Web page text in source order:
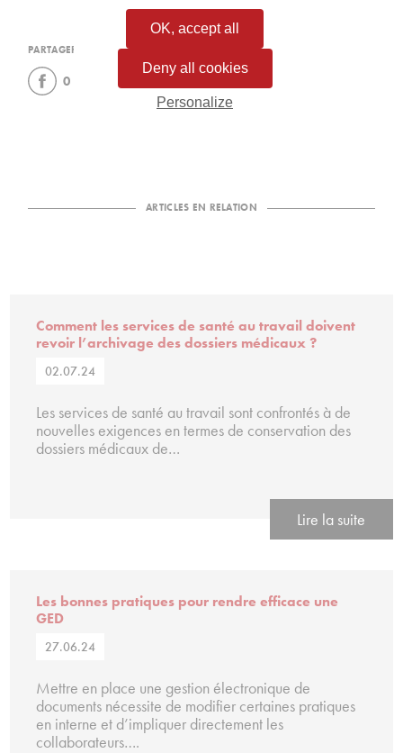
PARTAGER L’ARTICLE
0 0
ARTICLES EN RELATION
Comment les services de santé au travail doivent
revoir l’archivage des dossiers médicaux ?
02.07.24
Les services de santé au travail sont confrontés à de
nouvelles exigences en termes de conservation des
dossiers médicaux de…
Lire la suite
Les bonnes pratiques pour rendre efficace une
GED
27.06.24
Mettre en place une gestion électronique de
documents nécessite de modifier certaines pratiques
en interne et d’impliquer directement les
collaborateurs….
OK, accept all
Deny all cookies
Personalize